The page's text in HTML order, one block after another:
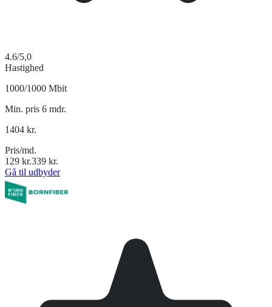
4.6/5,0
Hastighed
1000/1000 Mbit
Min. pris 6 mdr.
1404 kr.
Pris/md.
129 kr.339 kr.
Gå til udbyder